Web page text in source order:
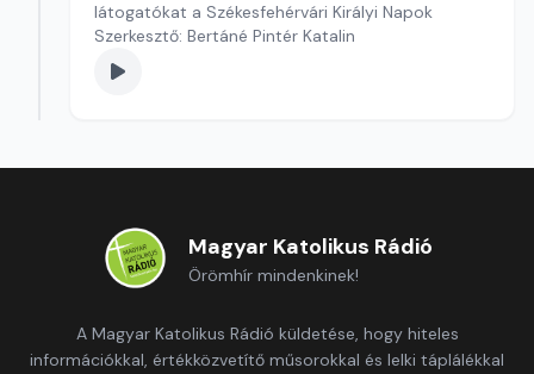
látogatókat a Székesfehérvári Királyi Napok
Szerkesztő: Bertáné Pintér Katalin
Magyar Katolikus Rádió
Örömhír mindenkinek!
A Magyar Katolikus Rádió küldetése, hogy hiteles
információkkal, értékközvetítő műsorokkal és lelki táplálékkal